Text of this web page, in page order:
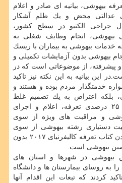
۲۵ درصدی تعرفه بیهوشی، بیانیه ای صادر و اعلام
عدالتی محض و یك ظلم آشكار
جراحی الكتیو در سطح كشور،
بیهوشی، انجام وظایف شغلی به
خدمات بیهوشی به بیماران با ریسك
بیهوشی بدون آزمایشات تكمیلی و
و پیشرفته، از موضوعاتی است كه در
این بیانیه به این نكته نیز تاكید
خدمتگذار مردم بوده و هستند و
بلكه اعتراض به یك تصمیم غلط
است.در نهایت، توقف كاهش ۲۵ درصدی تعرفه، اعلام و اجرای
و مراقبت های ویژه از سوی
دستیاری رشته بیهوشی از سوی
و جایگزین نمودن كتاب تعرفه كالیفرنیای ۲۰۱۷ بدون
بیهوشی است.
بیهوشی در شهرها و استان های
به روسای بیمارستان ها و دانشگاه
كردند كه تبعات این اقدام آنها